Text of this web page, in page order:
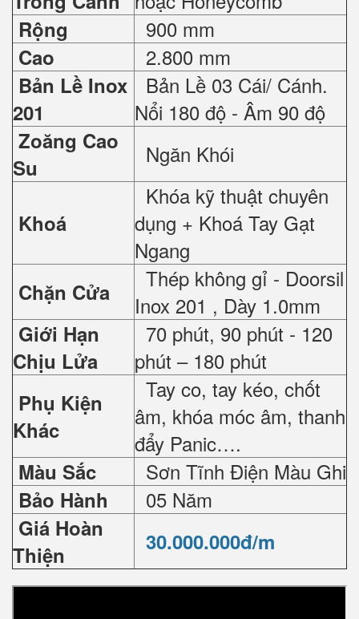
Rộng 900 mm
Cao 2.800 mm
Bản Lề Inox
201
Bản Lề 03 Cái/ Cánh.
Nổi 180 độ - Âm 90 độ
Zoăng Cao
Su
Ngăn Khói
Khoá
Khóa kỹ thuật chuyên
dụng + Khoá Tay Gạt
Ngang
Chặn Cửa
Thép không gỉ - Doorsil
Inox 201 , Dày 1.0mm
Giới Hạn
Chịu Lửa
70 phút, 90 phút - 120
phút – 180 phút
Phụ Kiện
Khác
Tay co, tay kéo, chốt
âm, khóa móc âm, thanh
đẩy Panic….
Màu Sắc Sơn Tĩnh Điện Màu Ghi
Bảo Hành 05 Năm
Giá Hoàn
Thiện
30.000.000đ/m